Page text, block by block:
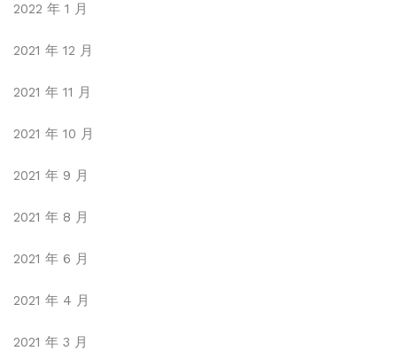
2022 年 1 月
2021 年 12 月
2021 年 11 月
2021 年 10 月
2021 年 9 月
2021 年 8 月
2021 年 6 月
2021 年 4 月
2021 年 3 月